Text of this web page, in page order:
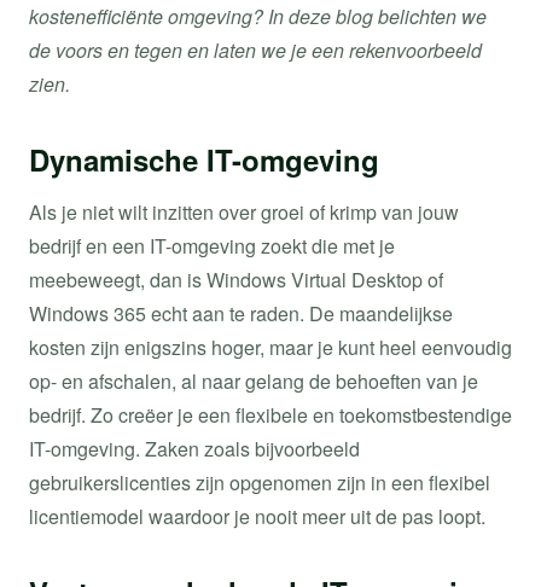
kostenefficiënte omgeving? In deze blog belichten we
de voors en tegen en laten we je een rekenvoorbeeld
zien.
Dynamische IT-omgeving
Als je niet wilt inzitten over groei of krimp van jouw
bedrijf en een IT-omgeving zoekt die met je
meebeweegt, dan is Windows Virtual Desktop of
Windows 365 echt aan te raden. De maandelijkse
kosten zijn enigszins hoger, maar je kunt heel eenvoudig
op- en afschalen, al naar gelang de behoeften van je
bedrijf. Zo creëer je een flexibele en toekomstbestendige
IT-omgeving. Zaken zoals bijvoorbeeld
gebruikerslicenties zijn opgenomen zijn in een flexibel
licentiemodel waardoor je nooit meer uit de pas loopt.